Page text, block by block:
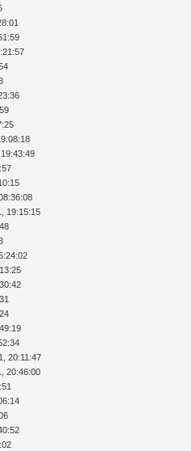
19:15:15
20:11:47
20:46:00